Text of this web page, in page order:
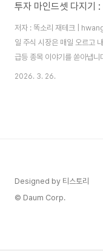
저자 : 똑소리 재테크 |
일 주식 시장은 매일 오르고
급등 종목 이야기를 쏟아냅니
점에 사고 저점에 팔고 맙니
지 않는 마음가짐을 다져야
2026. 3. 26.
Designed by 티스토리
© Daum Corp.